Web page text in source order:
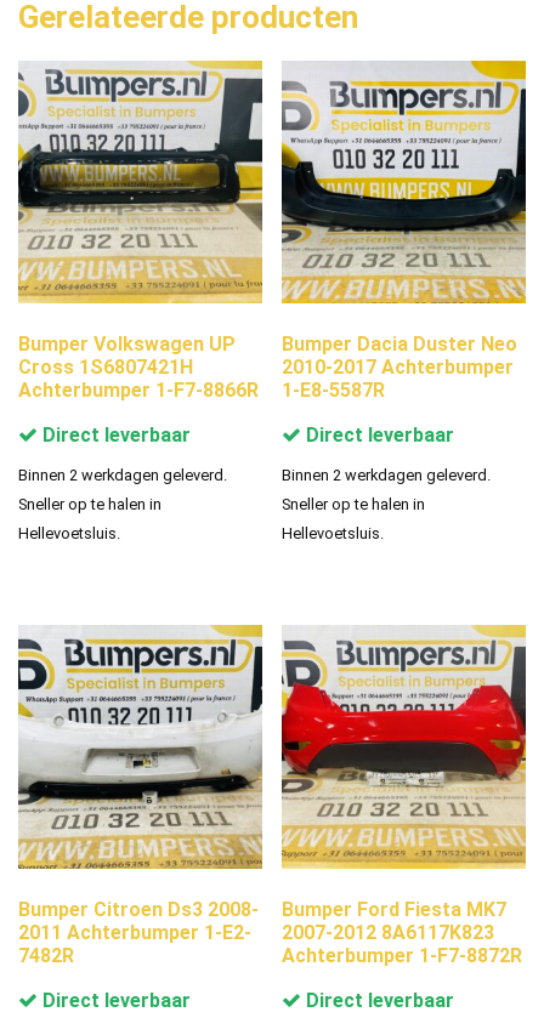
Gerelateerde producten
Bumper Volkswagen UP
Cross 1S6807421H
Achterbumper 1-F7-8866R
Direct leverbaar
Binnen 2 werkdagen geleverd.
Sneller op te halen in
Hellevoetsluis.
Bumper Dacia Duster Neo
2010-2017 Achterbumper
1-E8-5587R
Direct leverbaar
Binnen 2 werkdagen geleverd.
Sneller op te halen in
Hellevoetsluis.
Bumper Citroen Ds3 2008-
2011 Achterbumper 1-E2-
7482R
Direct leverbaar
Bumper Ford Fiesta MK7
2007-2012 8A6117K823
Achterbumper 1-F7-8872R
Direct leverbaar